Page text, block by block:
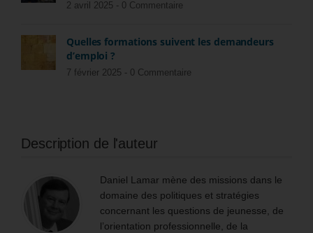
2 avril 2025 - 0 Commentaire
Quelles formations suivent les demandeurs
d’emploi ?
7 février 2025 - 0 Commentaire
Description de l'auteur
Daniel Lamar mène des missions dans le
domaine des politiques et stratégies
concernant les questions de jeunesse, de
l’orientation professionnelle, de la